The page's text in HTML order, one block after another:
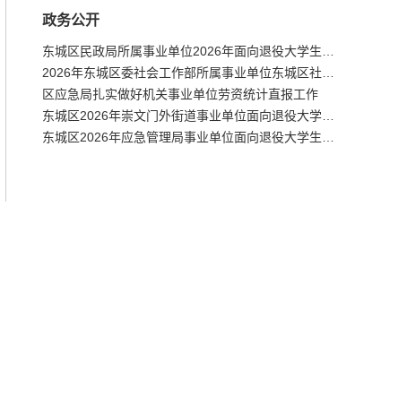
政务公开
区应急局扎实做好机关事业单位劳资统计直报工作